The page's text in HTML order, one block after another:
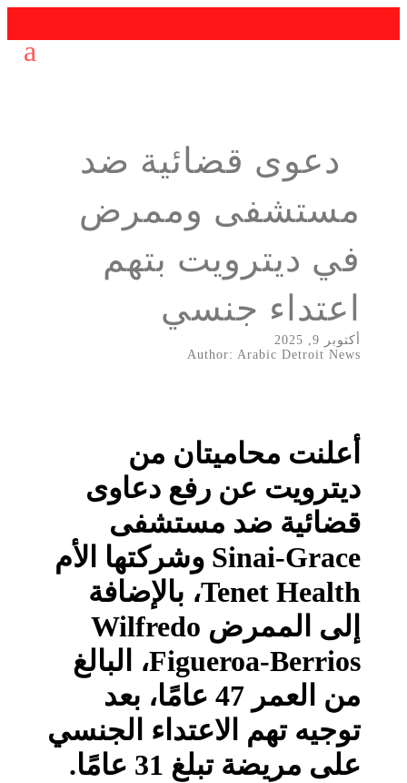
دعوى قضائية ضد
مستشفى وممرض
في ديترويت بتهم
اعتداء جنسي
أكتوبر 9, 2025
Author: Arabic Detroit News
أعلنت محاميتان من
ديترويت عن رفع دعاوى
قضائية ضد مستشفى
Sinai-Grace وشركتها الأم
Tenet Health، بالإضافة
إلى الممرض Wilfredo
Figueroa-Berrios، البالغ
من العمر 47 عامًا، بعد
توجيه تهم الاعتداء الجنسي
على مريضة تبلغ 31 عامًا.